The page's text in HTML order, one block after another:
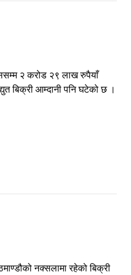
२ करोड २९ लाख रुपैयाँ
बिक्री आम्दानी पनि घटेको छ ।
नक्सलामा रहेको बिक्री